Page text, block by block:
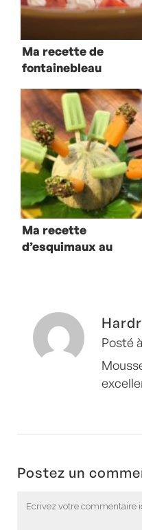
Ma recette de
fontainebleau
sirop de queues
de fraise
Ma recette
d’esquimaux au
Posté
Postez un